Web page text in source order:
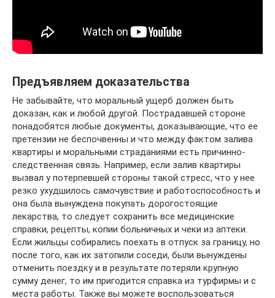
Предъявляем доказательства
Не забывайте, что моральный ущерб должен быть
доказан, как и любой другой. Пострадавшей стороне
понадобятся любые документы, доказывающие, что ее
претензии не беспочвенны и что между фактом залива
квартиры и моральными страданиями есть причинно-
следственная связь. Например, если залив квартиры
вызвал у потерпевшей стороны такой стресс, что у нее
резко ухудшилось самочувствие и работоспособность и
она была вынуждена покупать дорогостоящие
лекарства, то следует сохранить все медицинские
справки, рецепты, копии больничных и чеки из аптеки.
Если жильцы собирались поехать в отпуск за границу, но
после того, как их затопили соседи, были вынуждены
отменить поездку и в результате потеряли крупную
сумму денег, то им пригодится справка из турфирмы и с
места работы. Также вы можете воспользоваться